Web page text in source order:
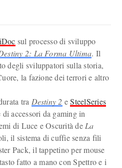
sul processo di sviluppo
2: La Forma Ultima. Il
degli sviluppatori sulla storia,
la fazione dei terrori e altro
tra Destiny 2 eSteelSeries
accessori da gaming in
di Luce e Oscurità de La
il sistema di cuffie senza fili
Pack, il tappetino per mouse
fatto a mano con Spettro e i